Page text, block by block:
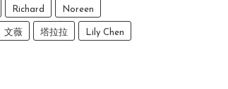
Richard Noreen
文薇 塔拉拉 Lily Chen